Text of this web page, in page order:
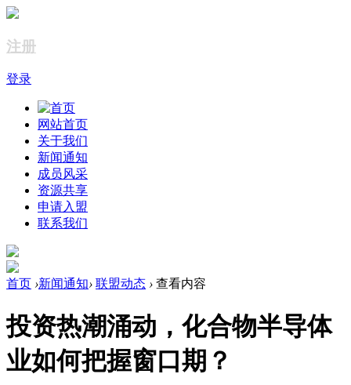
注册
登录
网站首页
关于我们
新闻通知
成员风采
资源共享
申请入盟
联系我们
首页 ›新闻通知› 联盟动态 › 查看内容
投资热潮涌动，化合物半导体
业如何把握窗口期？